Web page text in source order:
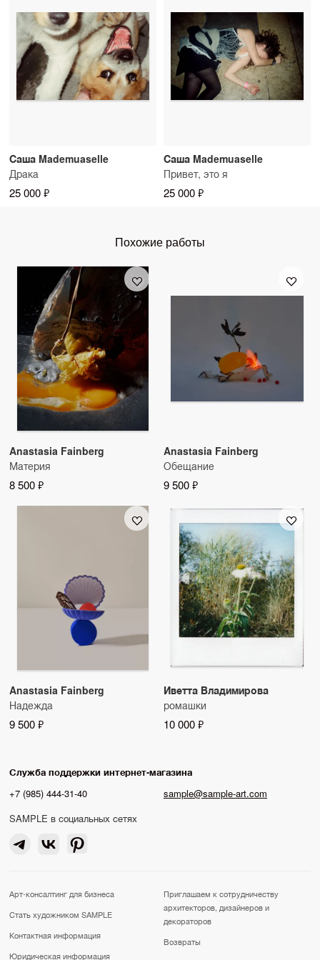
Саша Mademuaselle
Драка
25 000 ₽
Саша Mademuaselle
Привет, это я
25 000 ₽
Похожие работы
Anastasia Fainberg
Материя
8 500 ₽
Anastasia Fainberg
Обещание
9 500 ₽
Anastasia Fainberg
Надежда
9 500 ₽
Иветта Владимирова
ромашки
10 000 ₽
Служба поддержки интернет-магазина
+7 (985) 444-31-40
sample@sample-art.com
SAMPLE в социальных сетях
Арт-консалтинг для бизнеса
Стать художником SAMPLE
Контактная информация
Юридическая информация
Приглашаем к сотрудничеству
архитекторов, дизайнеров и
декораторов
Возвраты